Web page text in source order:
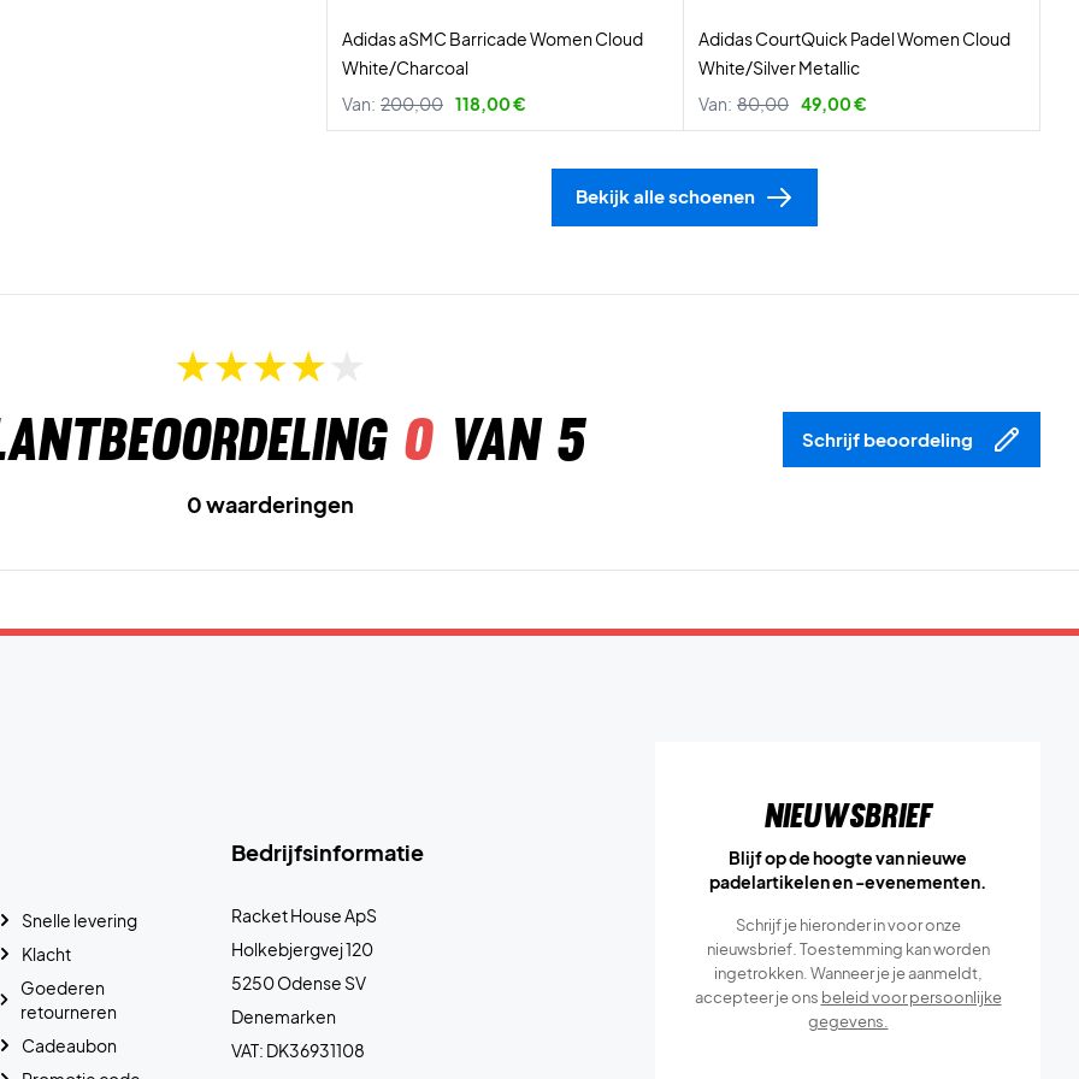
Adidas aSMC Barricade Women Cloud
White/Charcoal
Van: 200,00 118,00 €
Adidas CourtQuick Padel Women Cloud
White/Silver Metallic
Van: 80,00 49,00 €
Bekijk alle schoenen
0van 5 Schrijf beoordeling
0 waarderingen
Bedrijfsinformatie
Racket House ApS
Holkebjergvej 120
5250 Odense SV
Denemarken
VAT: DK36931108
Snelle levering
Klacht
Goederen
retourneren
Cadeaubon
Nieuwsbrief
Blijf op de hoogte van nieuwe
padelartikelen en -evenementen.
Schrijf je hieronder in voor onze
nieuwsbrief. Toestemming kan worden
ingetrokken. Wanneer je je aanmeldt,
accepteer je ons beleid voor persoonlijke
gegevens.